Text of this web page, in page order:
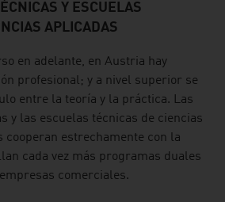
Y ESCUELAS
APLICADAS
en adelante, en Austria hay
profesional; y a nivel superior se
entre la teoría y la práctica. Las
y las escuelas técnicas de ciencias
cooperan estrechamente con la
cada vez más programas duales
comerciales.